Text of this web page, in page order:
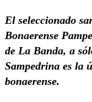
El seleccionado
Bonaerense
de La Banda, a
Sampedrina es la
bonaerense.